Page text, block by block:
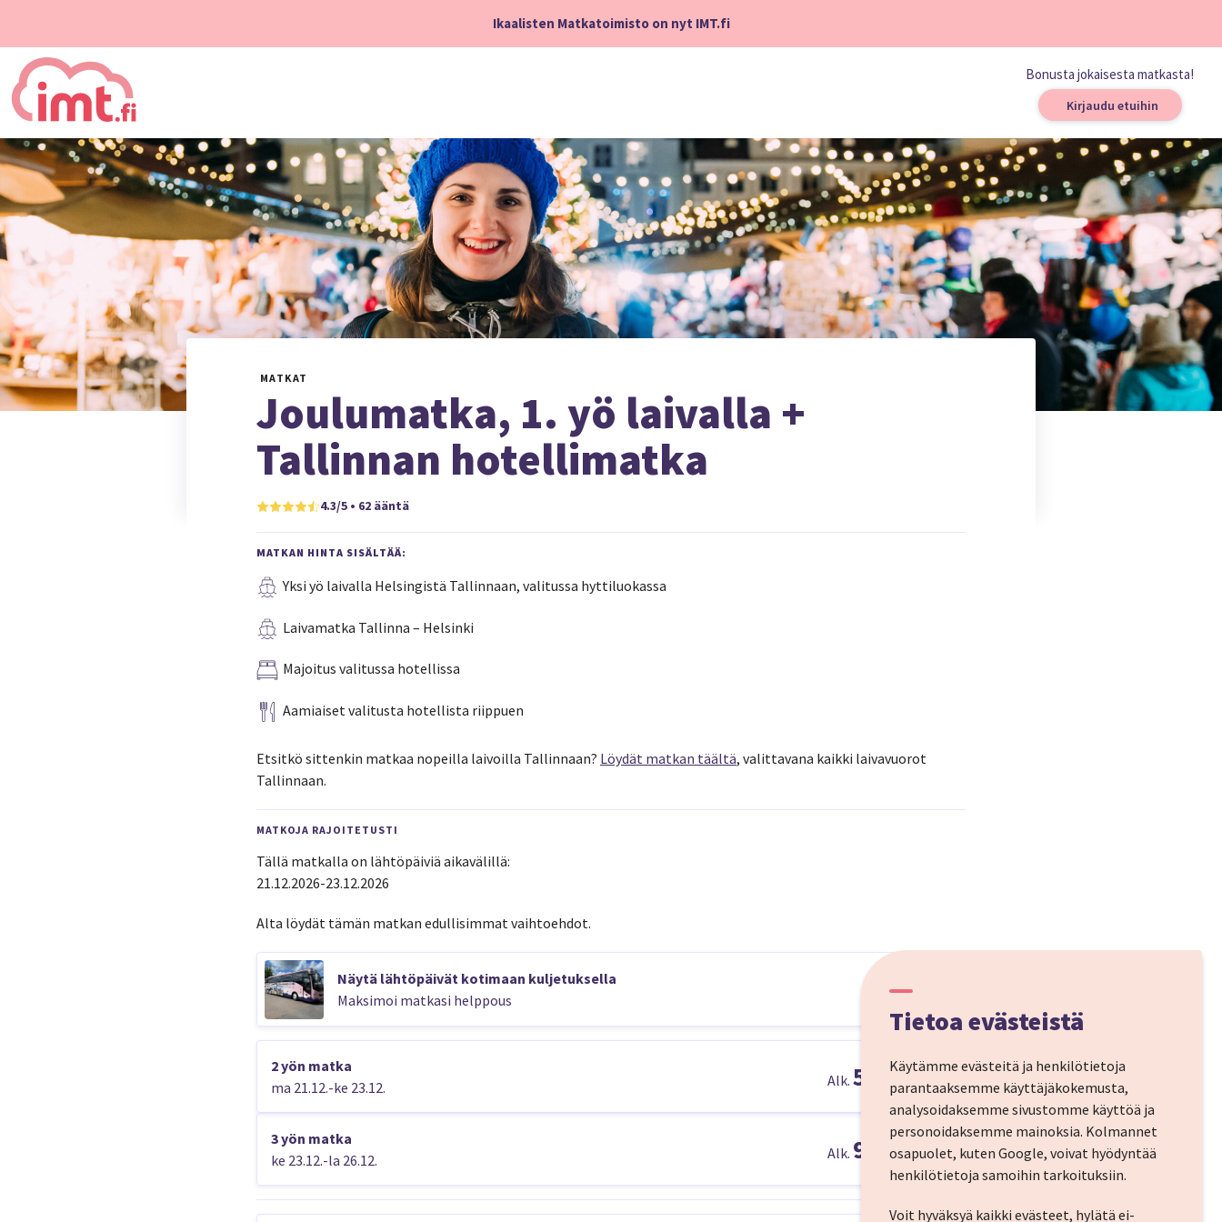
Ikaalisten Matkatoimisto on nyt IMT.fi
Bonusta jokaisesta matkasta!
Kirjaudu etuihin
MATKAT
Joulumatka, 1. yö laivalla +
Tallinnan hotellimatka
4.3/5 • 62 ääntä
MATKAN HINTA SISÄLTÄÄ:
Yksi yö laivalla Helsingistä Tallinnaan, valitussa hyttiluokassa
Laivamatka Tallinna – Helsinki
Majoitus valitussa hotellissa
Aamiaiset valitusta hotellista riippuen
Etsitkö sittenkin matkaa nopeilla laivoilla Tallinnaan? Löydät matkan täältä, valittavana kaikki laivavuorot
Tallinnaan.
MATKOJA RAJOITETUSTI
Tällä matkalla on lähtöpäiviä aikavälillä:
21.12.2026-23.12.2026
Alta löydät tämän matkan edullisimmat vaihtoehdot.
Näytä lähtöpäivät kotimaan kuljetuksella
Maksimoi matkasi helppous
2 yön matka
ma 21.12.-ke 23.12.
Alk. 58,00 €
3 yön matka
ke 23.12.-la 26.12.
Alk. 91,50 €
Tietoa evästeistä
Käytämme evästeitä ja henkilötietoja
parantaaksemme käyttäjäkokemusta,
analysoidaksemme sivustomme käyttöä ja
personoidaksemme mainoksia. Kolmannet
osapuolet, kuten Google, voivat hyödyntää
henkilötietoja samoihin tarkoituksiin.
Voit hyväksyä kaikki evästeet, hylätä ei-